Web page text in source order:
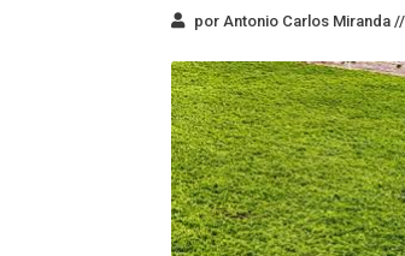
por Antonio Carlos Miranda //